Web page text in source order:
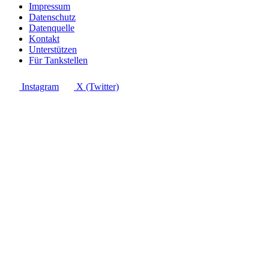
Impressum
Datenschutz
Datenquelle
Kontakt
Unterstützen
Für Tankstellen
Instagram X (Twitter)